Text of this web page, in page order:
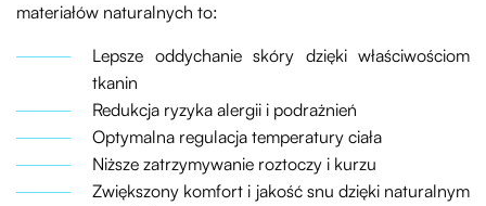
materiałów naturalnych to:
Lepsze oddychanie skóry dzięki właściwościom
tkanin
Redukcja ryzyka alergii i podrażnień
Optymalna regulacja temperatury ciała
Niższe zatrzymywanie roztoczy i kurzu
Zwiększony komfort i jakość snu dzięki naturalnym